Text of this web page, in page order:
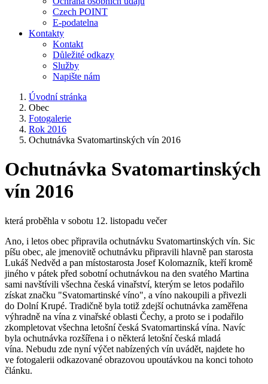
Czech POINT
E-podatelna
Kontakty
Kontakt
Důležité odkazy
Služby
Napište nám
Úvodní stránka
Obec
Fotogalerie
Rok 2016
Ochutnávka Svatomartinských vín 2016
Ochutnávka Svatomartinských
vín 2016
která proběhla v sobotu 12. listopadu večer
Ano, i letos obec připravila ochutnávku Svatomartinských vín. Sic
píšu obec, ale jmenovitě ochutnávku připravili hlavně pan starosta
Lukáš Nedvěd a pan místostarosta Josef Kolomazník, kteří kromě
jiného v pátek před sobotní ochutnávkou na den svatého Martina
sami navštívili všechna česká vinařství, kterým se letos podařilo
získat značku "Svatomartinské víno", a víno nakoupili a přivezli
do Dolní Krupé. Tradičně byla totiž zdejší ochutnávka zaměřena
výhradně na vína z vinařské oblasti Čechy, a proto se i podařilo
zkompletovat všechna letošní česká Svatomartinská vína. Navíc
byla ochutnávka rozšířena i o některá letošní česká mladá
vína. Nebudu zde nyní výčet nabízených vín uvádět, najdete ho
ve fotogalerii odkazované obrazovou upoutávkou na konci tohoto
článku.